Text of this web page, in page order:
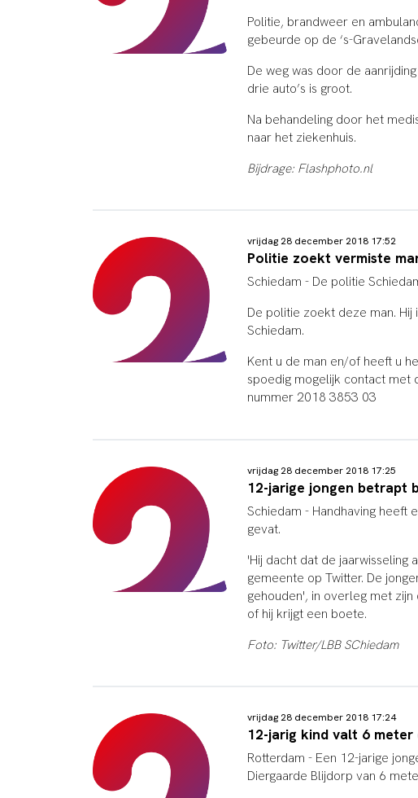
Politie, brandweer en
gebeurde op de ‘s-
De weg was door de
drie auto’s is groot.
Na behandeling door het
naar het ziekenhuis.
Bijdrage: Flashphoto.nl
vrijdag 28 december 2018 17:52
Politie zoekt vermiste
Schiedam - De politie
De politie zoekt deze man.
Schiedam.
Kent u de man en/of heeft u
spoedig mogelijk contact
nummer 2018 3853 03
vrijdag 28 december 2018 17:25
12-jarige jongen betrapt
Schiedam - Handhaving heeft
gevat.
'Hij dacht dat de jaarwisseling
gemeente op Twitter. De
gehouden', in overleg met
of hij krijgt een boete.
Foto: Twitter/LBB SChiedam
vrijdag 28 december 2018 17:24
12-jarig kind valt 6
Rotterdam - Een 12-jarige
Diergaarde Blijdorp van 6